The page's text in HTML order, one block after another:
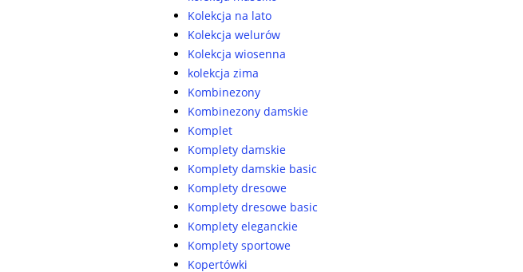
Kolekcja na lato
Kolekcja welurów
Kolekcja wiosenna
kolekcja zima
Kombinezony
Kombinezony damskie
Komplet
Komplety damskie
Komplety damskie basic
Komplety dresowe
Komplety dresowe basic
Komplety eleganckie
Komplety sportowe
Kopertówki